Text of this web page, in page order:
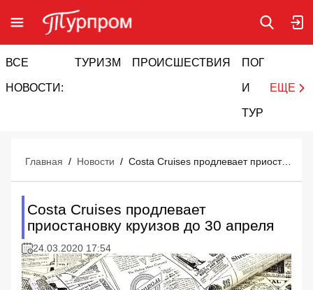
ВСЕ
НОВОСТИ:
ТУРИЗМ ПРОИСШЕСТВИЯ ПОГОДА
И
ТУРИЗМ
ЕЩЕ
Главная / Новости / Costa Cruises продлевает приостановку круизов до 30 апреля
Costa Cruises продлевает
приостановку круизов до 30 апреля
24.03.2020 17:54